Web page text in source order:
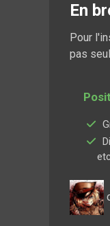
En
Pour
pas